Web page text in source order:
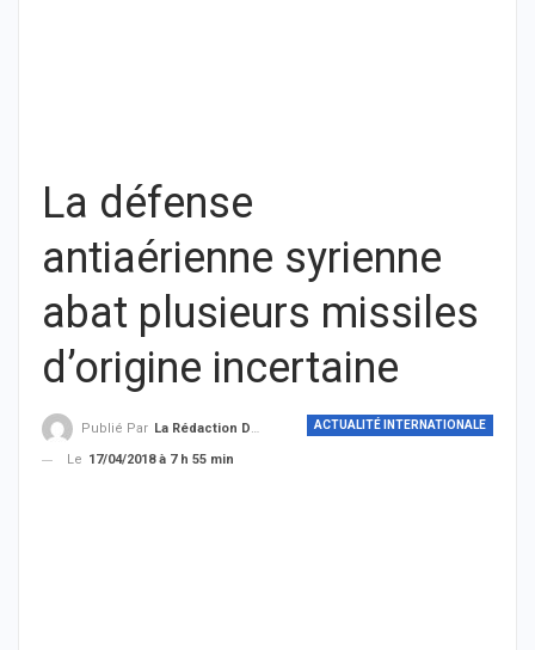
La défense
antiaérienne syrienne
abat plusieurs missiles
d’origine incertaine
ACTUALITÉ INTERNATIONALE
Publié Par La Rédaction De THIEYSENEGAL.com
Le 17/04/2018 à 7 h 55 min